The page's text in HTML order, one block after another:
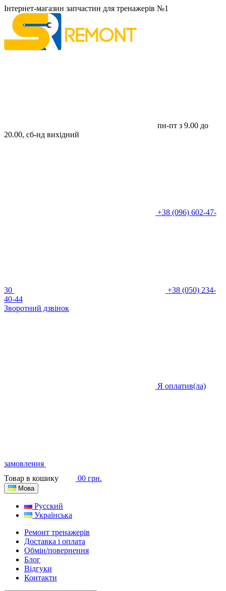
Інтернет-магазин запчастин для тренажерів №1
пн-пт з 9.00 до
20.00, сб-нд вихідний
+38 (096) 602-47-
30
+38 (050) 234-
40-44
Зворотний дзвінок
Я оплатив(ла)
замовлення
Товар в кошику
00 грн.
Мова
Русский
Українська
Ремонт тренажерів
Доставка і оплата
Обмін/повернення
Блог
Відгуки
Контакти